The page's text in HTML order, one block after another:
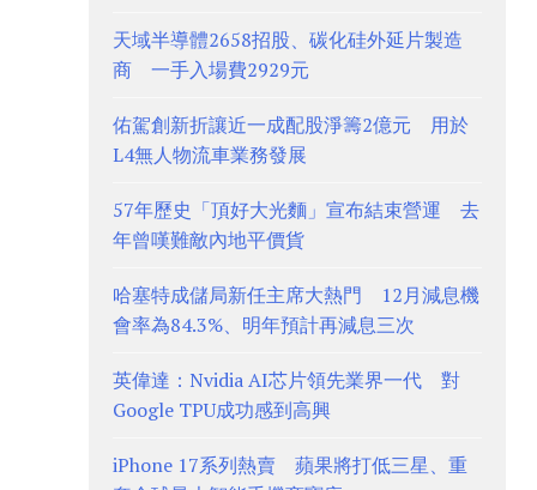
天域半導體2658招股、碳化硅外延片製造
商 一手入場費2929元
佑駕創新折讓近一成配股淨籌2億元 用於
L4無人物流車業務發展
57年歷史「頂好大光麵」宣布結束營運 去
年曾嘆難敵內地平價貨
哈塞特成儲局新任主席大熱門 12月減息機
會率為84.3%、明年預計再減息三次
英偉達：Nvidia AI芯片領先業界一代 對
Google TPU成功感到高興
iPhone 17系列熱賣 蘋果將打低三星、重